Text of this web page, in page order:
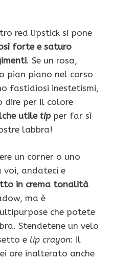
red lipstick si pone
forte e saturo
. Se un rosa,
pian piano nel corso
fastidiosi inestetismi,
dire per il colore
utile tipper far sì
labbra!
un corner o uno
voi, andateci e
in crema tonalità
ma è
che potete
Stendetene un velo
e lip crayon: il
ore inalterato anche